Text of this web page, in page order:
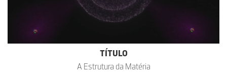
TÍTULO
A Estrutura da Matéria